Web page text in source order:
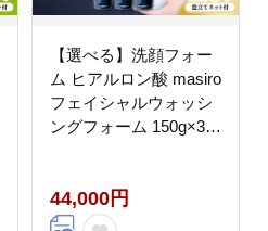
【選べる】洗顔フォー
ム ヒアルロン酸 masiro
フェイシャルウォッシ
ングフォーム 150g×3本
ム てんげん (a955-B)
44,000円